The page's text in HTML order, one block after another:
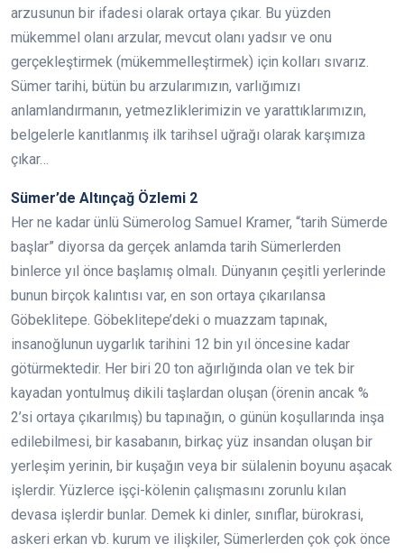
arzusunun bir ifadesi olarak ortaya çıkar. Bu yüzden
mükemmel olanı arzular, mevcut olanı yadsır ve onu
gerçekleştirmek (mükemmelleştirmek) için kolları sıvarız.
Sümer tarihi, bütün bu arzularımızın, varlığımızı
anlamlandırmanın, yetmezliklerimizin ve yarattıklarımızın,
belgelerle kanıtlanmış ilk tarihsel uğrağı olarak karşımıza
çıkar…
Sümer’de Altınçağ Özlemi 2
Her ne kadar ünlü Sümerolog Samuel Kramer, “tarih Sümerde
başlar” diyorsa da gerçek anlamda tarih Sümerlerden
binlerce yıl önce başlamış olmalı. Dünyanın çeşitli yerlerinde
bunun birçok kalıntısı var, en son ortaya çıkarılansa
Göbeklitepe. Göbeklitepe’deki o muazzam tapınak,
insanoğlunun uygarlık tarihini 12 bin yıl öncesine kadar
götürmektedir. Her biri 20 ton ağırlığında olan ve tek bir
kayadan yontulmuş dikili taşlardan oluşan (örenin ancak %
2’si ortaya çıkarılmış) bu tapınağın, o günün koşullarında inşa
edilebilmesi, bir kasabanın, birkaç yüz insandan oluşan bir
yerleşim yerinin, bir kuşağın veya bir sülalenin boyunu aşacak
işlerdir. Yüzlerce işçi-kölenin çalışmasını zorunlu kılan
devasa işlerdir bunlar. Demek ki dinler, sınıflar, bürokrasi,
askeri erkan vb. kurum ve ilişkiler, Sümerlerden çok çok önce